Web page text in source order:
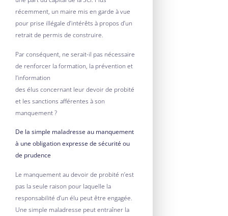
récemment, un maire mis en garde à vue
pour prise illégale d’intérêts à propos d’un
retrait de permis de construire.
Par conséquent, ne serait-il pas nécessaire
de renforcer la formation, la prévention et
l’information
des élus concernant leur devoir de probité
et les sanctions afférentes à son
manquement ?
De la simple maladresse au manquement
à une obligation expresse de sécurité ou
de prudence
Le manquement au devoir de probité n’est
pas la seule raison pour laquelle la
responsabilité d’un élu peut être engagée.
Une simple maladresse peut entraîner la